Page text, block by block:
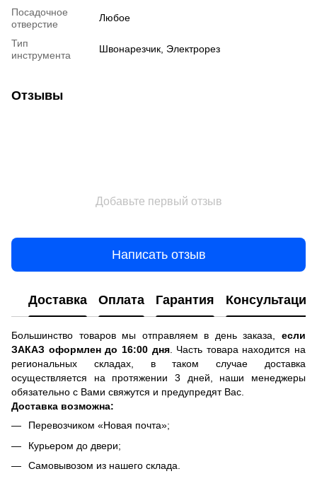
Посадочное
отверстие
Любое
Тип
инструмента
Швонарезчик, Электрорез
Отзывы
Добавьте первый отзыв
Написать отзыв
Доставка Оплата Гарантия Консультация
Большинство товаров мы отправляем в день заказа, если
ЗАКАЗ оформлен до 16:00 дня. Часть товара находится на
региональных складах, в таком случае доставка
осуществляется на протяжении 3 дней, наши менеджеры
обязательно с Вами свяжутся и предупредят Вас.
Доставка возможна:
Перевозчиком «Новая почта»;
Курьером до двери;
Самовывозом из нашего склада.